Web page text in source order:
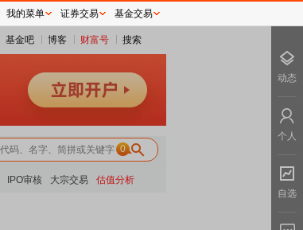
基金吧 博客 财富号 搜索
0
IPO审核 大宗交易 估值分析
我的菜单 证券交易 基金交易
动态
个人
自选